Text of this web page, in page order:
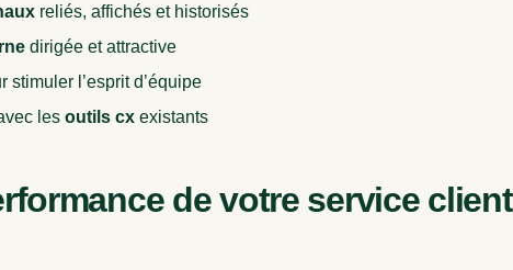
reliés, affichés et historisés
dirigée et attractive
stimuler l’esprit d’équipe
lesoutils cx existants
de votre service